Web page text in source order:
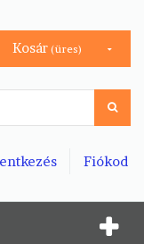
Kosár (üres)
Fiókod